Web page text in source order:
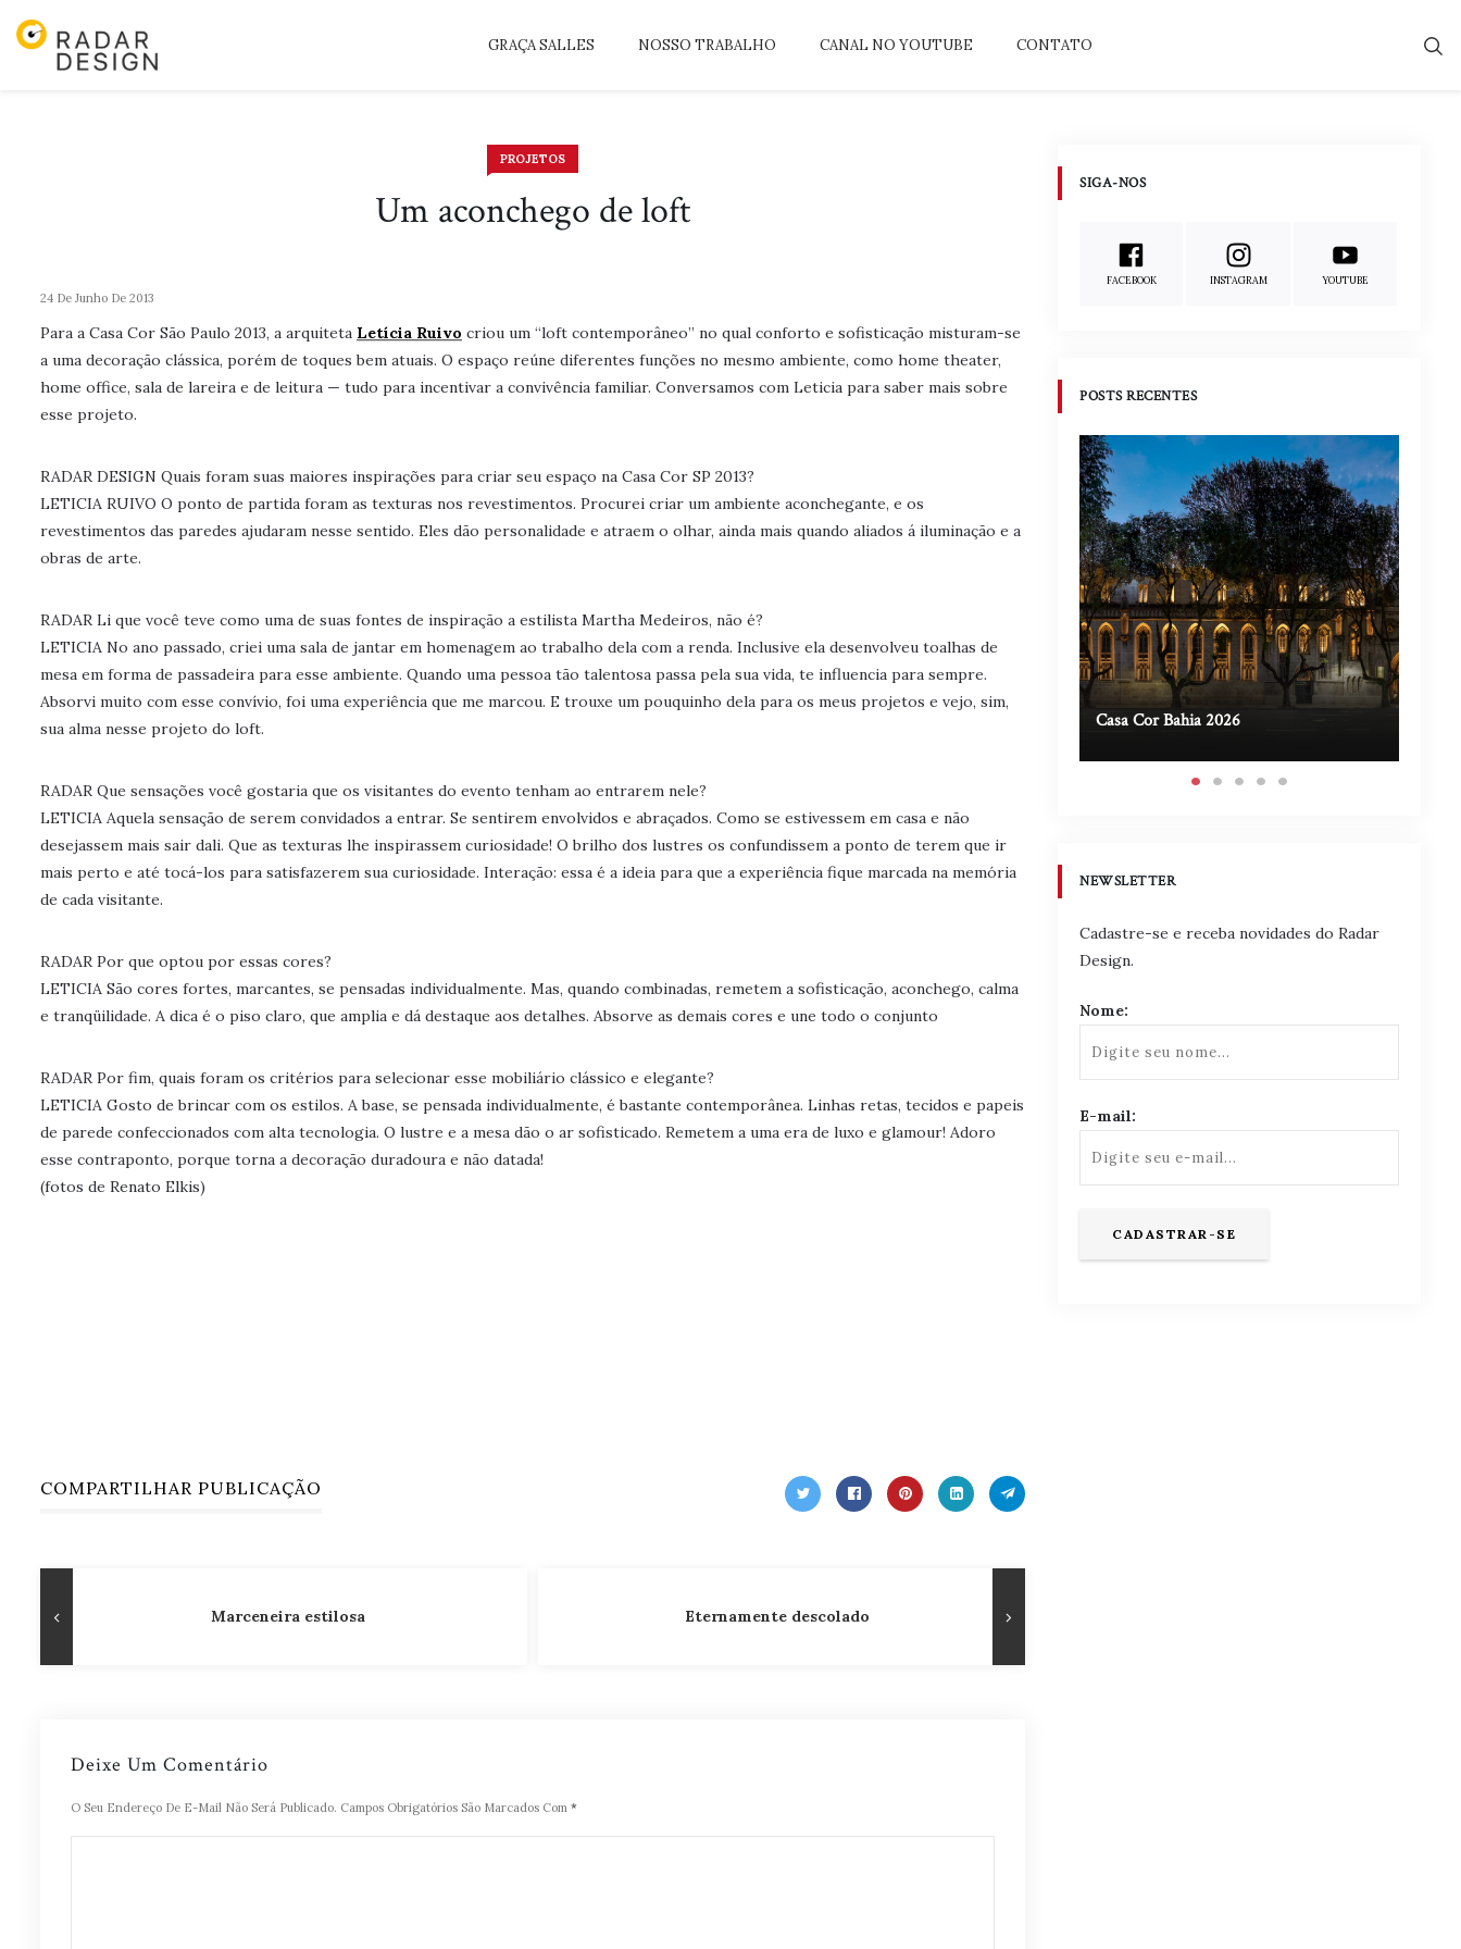
para
GRAÇA SALLES NOSSO TRABALHO CANAL NO YOUTUBE CONTATO
PROJETOS
Um aconchego de loft
24 De Junho De 2013
Para a Casa Cor São Paulo 2013, a arquiteta Letícia Ruivo criou um “loft contemporâneo” no qual conforto e sofisticação misturam-se
a uma decoração clássica, porém de toques bem atuais. O espaço reúne diferentes funções no mesmo ambiente, como home theater,
home office, sala de lareira e de leitura — tudo para incentivar a convivência familiar. Conversamos com Leticia para saber mais sobre
esse projeto.
RADAR DESIGN Quais foram suas maiores inspirações para criar seu espaço na Casa Cor SP 2013?
LETICIA RUIVO O ponto de partida foram as texturas nos revestimentos. Procurei criar um ambiente aconchegante, e os
revestimentos das paredes ajudaram nesse sentido. Eles dão personalidade e atraem o olhar, ainda mais quando aliados á iluminação e a
obras de arte.
RADAR Li que você teve como uma de suas fontes de inspiração a estilista Martha Medeiros, não é?
LETICIA No ano passado, criei uma sala de jantar em homenagem ao trabalho dela com a renda. Inclusive ela desenvolveu toalhas de
mesa em forma de passadeira para esse ambiente. Quando uma pessoa tão talentosa passa pela sua vida, te influencia para sempre.
Absorvi muito com esse convívio, foi uma experiência que me marcou. E trouxe um pouquinho dela para os meus projetos e vejo, sim,
sua alma nesse projeto do loft.
RADAR Que sensações você gostaria que os visitantes do evento tenham ao entrarem nele?
LETICIA Aquela sensação de serem convidados a entrar. Se sentirem envolvidos e abraçados. Como se estivessem em casa e não
desejassem mais sair dali. Que as texturas lhe inspirassem curiosidade! O brilho dos lustres os confundissem a ponto de terem que ir
mais perto e até tocá-los para satisfazerem sua curiosidade. Interação: essa é a ideia para que a experiência fique marcada na memória
de cada visitante.
RADAR Por que optou por essas cores?
LETICIA São cores fortes, marcantes, se pensadas individualmente. Mas, quando combinadas, remetem a sofisticação, aconchego, calma
e tranqüilidade. A dica é o piso claro, que amplia e dá destaque aos detalhes. Absorve as demais cores e une todo o conjunto
RADAR Por fim, quais foram os critérios para selecionar esse mobiliário clássico e elegante?
LETICIA Gosto de brincar com os estilos. A base, se pensada individualmente, é bastante contemporânea. Linhas retas, tecidos e papeis
de parede confeccionados com alta tecnologia. O lustre e a mesa dão o ar sofisticado. Remetem a uma era de luxo e glamour! Adoro
esse contraponto, porque torna a decoração duradoura e não datada!
(fotos de Renato Elkis)
COMPARTILHAR PUBLICAÇÃO
de
Post
Publicação
Marceneira estilosa Eternamente descolado
Deixe Um Comentário
O Seu Endereço De E-Mail Não Será Publicado. Campos Obrigatórios São Marcados Com *
SIGA-NOS
FACEBOOK INSTAGRAM YOUTUBE
POSTS RECENTES
Casa Cor Bahia 2026
NEWSLETTER
Cadastre-se e receba novidades do Radar
Design.
Nome:
E-mail: